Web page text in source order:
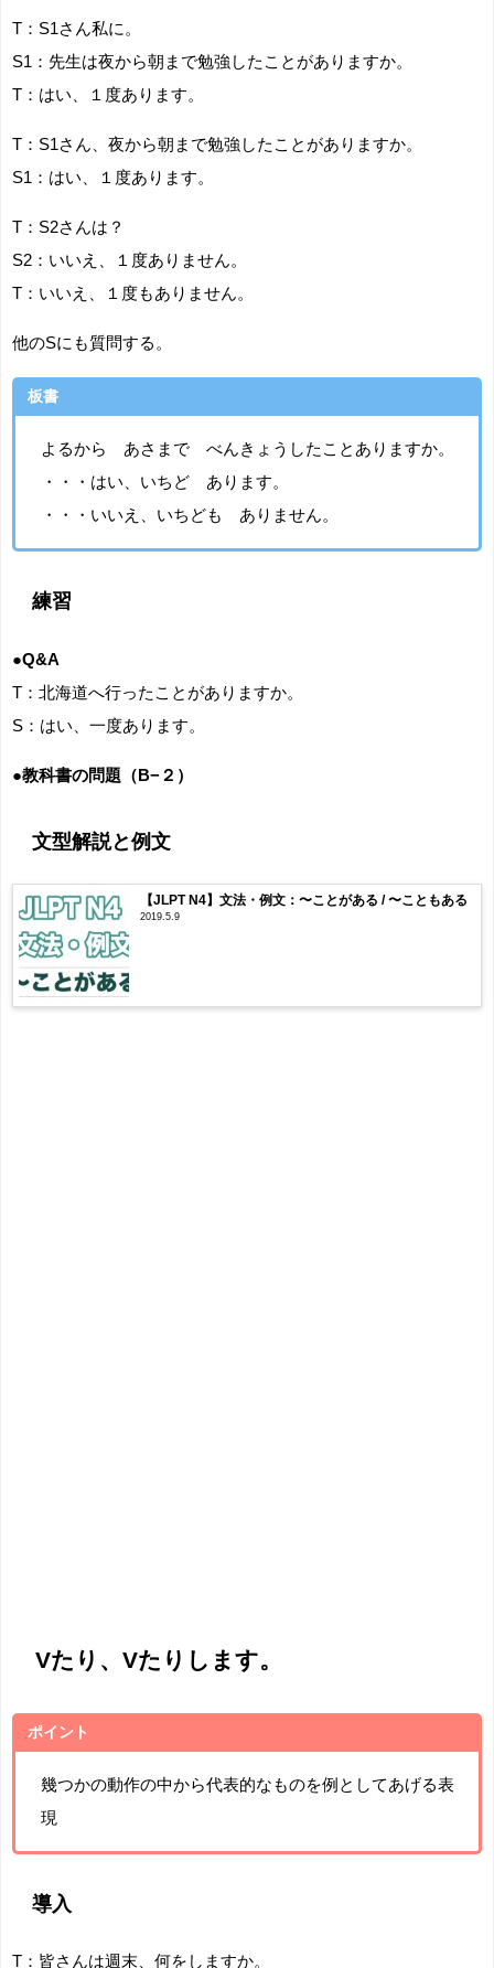
T：S1さん私に。
S1：先生は夜から朝まで勉強したことがありますか。
T：はい、１度あります。
T：S1さん、夜から朝まで勉強したことがありますか。
S1：はい、１度あります。
T：S2さんは？
S2：いいえ、１度ありません。
T：いいえ、１度もありません。
他のSにも質問する。
板書
よるから あさまで べんきょうしたことありますか。
・・・はい、いちど あります。
・・・いいえ、いちども ありません。
練習
●Q&A
T：北海道へ行ったことがありますか。
S：はい、一度あります。
●教科書の問題（B−２）
文型解説と例文
【JLPT N4】文法・例文：〜ことがある / 〜こともある
2019.5.9
Vたり、Vたりします。
ポイント
幾つかの動作の中から代表的なものを例としてあげる表
現
導入
T：皆さんは週末、何をしますか。